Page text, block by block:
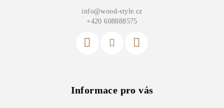
info@wood-style.cz
+420 608888575
Informace pro vás